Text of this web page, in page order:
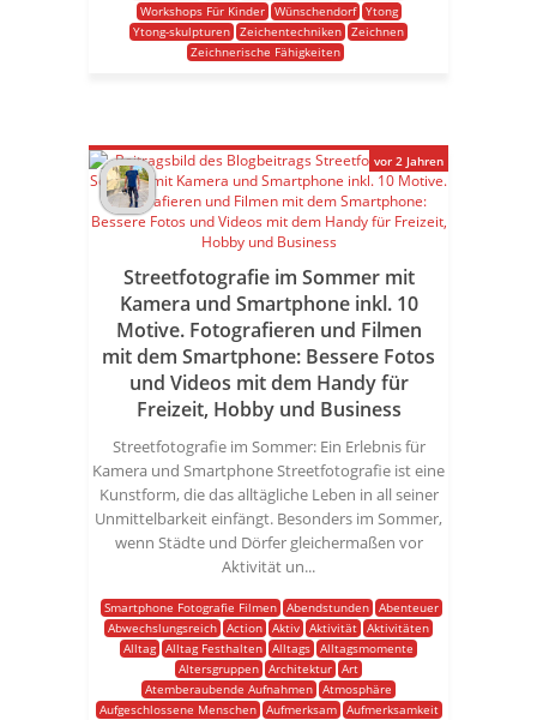
Workshops Für Kinder
Wünschendorf
Ytong
Ytong-skulpturen Zeichentechniken Zeichnen
Zeichnerische Fähigkeiten
Streetfotografie im Sommer mit
Kamera und Smartphone inkl. 10
Motive. Fotografieren und Filmen
mit dem Smartphone: Bessere Fotos
und Videos mit dem Handy für
Freizeit, Hobby und Business
Streetfotografie im Sommer: Ein Erlebnis für
Kamera und Smartphone Streetfotografie ist eine
Kunstform, die das alltägliche Leben in all seiner
Unmittelbarkeit einfängt. Besonders im Sommer,
wenn Städte und Dörfer gleichermaßen vor
Aktivität un...
Smartphone Fotografie Filmen Abendstunden Abenteuer
Abwechslungsreich Action Aktiv Aktivität Aktivitäten
Alltag Alltag Festhalten Alltags Alltagsmomente
Altersgruppen Architektur Art
Atemberaubende Aufnahmen Atmosphäre
Aufgeschlossene Menschen
Aufmerksam
Aufmerksamkeit
vor 2 Jahren